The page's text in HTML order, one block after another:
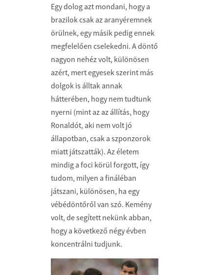
Egy dolog azt mondani, hogy a
brazilok csak az aranyéremnek
örülnek, egy másik pedig ennek
megfelelően cselekedni. A döntő
nagyon nehéz volt, különösen
azért, mert egyesek szerint más
dolgok is álltak annak
hátterében, hogy nem tudtunk
nyerni (mint az az állítás, hogy
Ronaldót, aki nem volt jó
állapotban, csak a szponzorok
miatt játszatták). Az életem
mindig a foci körül forgott, így
tudom, milyen a fináléban
játszani, különösen, ha egy
vébédöntőről van szó. Kemény
volt, de segített nekünk abban,
hogy a következő négy évben
koncentrálni tudjunk.